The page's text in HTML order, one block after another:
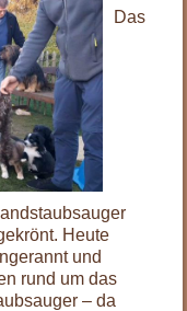
Das
Heute
und
rund um das
– da